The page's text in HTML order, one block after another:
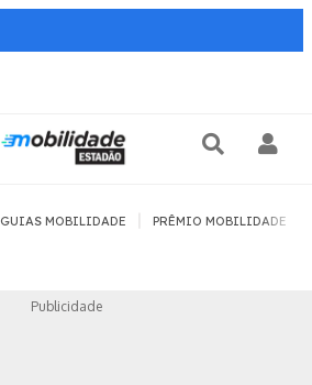
GUIAS MOBILIDADE PRÊMIO MOBILIDADE
Publicidade